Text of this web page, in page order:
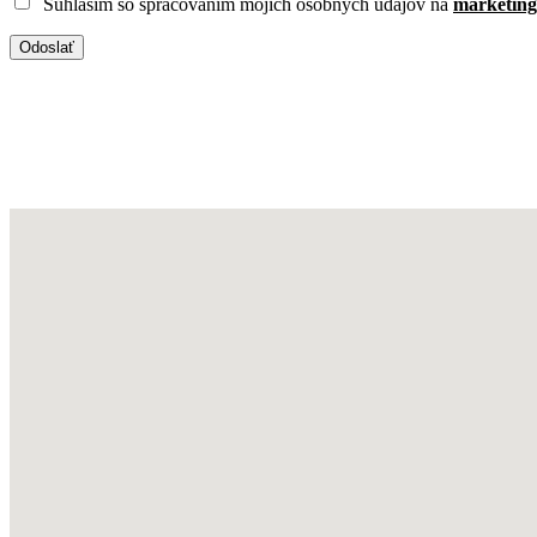
Súhlasím so spracovaním mojich osobných údajov na